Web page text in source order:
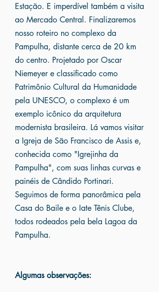
Estação. E imperdível também a visita
ao Mercado Central. Finalizaremos
nosso roteiro no complexo da
Pampulha, distante cerca de 20 km
do centro. Projetado por Oscar
Niemeyer e classificado como
Patrimônio Cultural da Humanidade
pela UNESCO, o complexo é um
exemplo icônico da arquitetura
modernista brasileira. Lá vamos visitar
a Igreja de São Francisco de Assis e,
conhecida como "Igrejinha da
Pampulha", com suas linhas curvas e
painéis de Cândido Portinari.
Seguimos de forma panorâmica pela
Casa do Baile e o Iate Tênis Clube,
todos rodeados pela bela Lagoa da
Pampulha.
Algumas observações: